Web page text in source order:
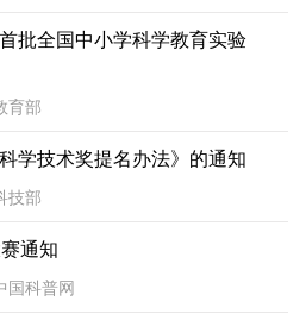
批全国中小学科学教育实验
育部
学技术奖提名办法》的通知
技部
通知
国科普网